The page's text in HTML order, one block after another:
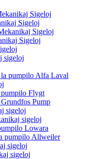
Sigeloj
Sigeloj
Sigeloj
Sigeloj
sigeloj
pumpilo Alfa Laval
Flygt
Pump
sigeloj
sigeloj
Lowara
pumpilo Allweiler
sigeloj
sigeloj